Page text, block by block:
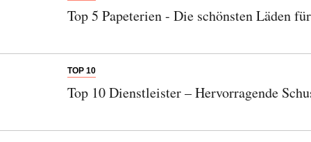
Top 5 Papeterien - Die schönsten Läden
TOP 10
Top 10 Dienstleister – Hervorragende